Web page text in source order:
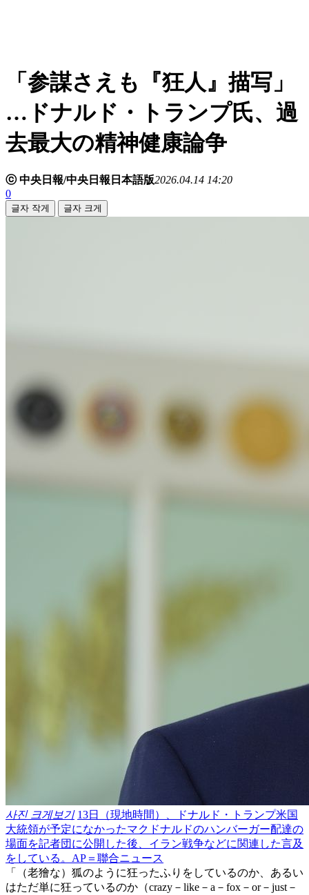
「参謀さえも『狂人』描写」
…ドナルド・トランプ氏、過
去最大の精神健康論争
ⓒ 中央日報/中央日報日本語版2026.04.14 14:20
0
글자 작게 글자 크게
사진 크게보기 13日（現地時間）、ドナルド・トランプ米国
大統領が予定になかったマクドナルドのハンバーガー配達の
場面を記者団に公開した後、イラン戦争などに関連した言及
をしている。AP＝聯合ニュース
「（老獪な）狐のように狂ったふりをしているのか、あるい
はただ単に狂っているのか（crazy－like－a－fox－or－just－